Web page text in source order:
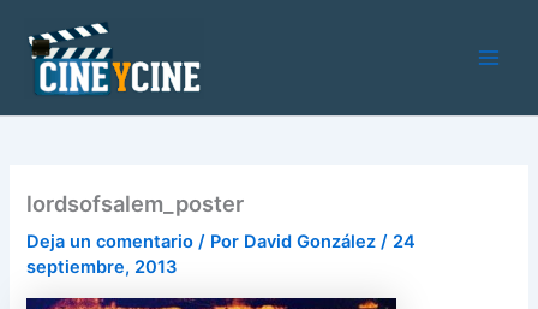
contenido
lordsofsalem_poster
Deja un comentario / Por David González/ 24
septiembre, 2013